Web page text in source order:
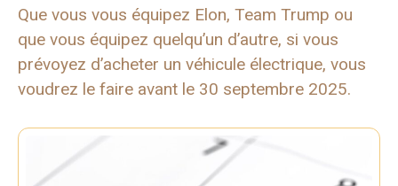
Que vous vous équipez Elon, Team Trump ou
que vous équipez quelqu’un d’autre, si vous
prévoyez d’acheter un véhicule électrique, vous
voudrez le faire avant le 30 septembre 2025.